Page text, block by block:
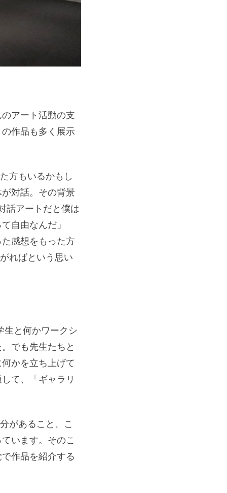
アート活動の支
作品も多く展示
方もいるかもし
対話。その背景
話アートだと僕は
自由なんだ」
感想をもった方
ればという思い
生と何かワークシ
でも先生たちと
かを立ち上げて
て、「ギャラリ
があること、こ
います。そのこ
作品を紹介する